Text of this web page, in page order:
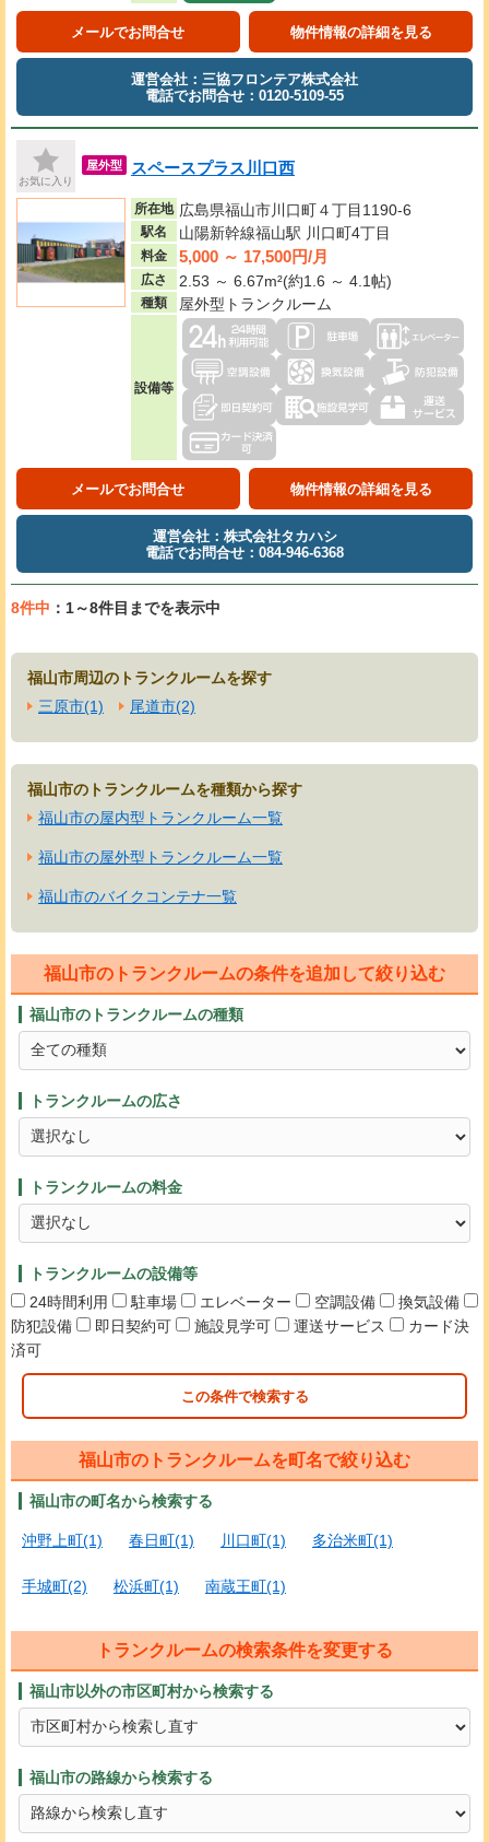
メールでお問合せ 物件情報の詳細を見る
運営会社：三協フロンテア株式会社
電話でお問合せ：0120-5109-55
お気に入り
屋外型 スペースプラス川口西
所在地 広島県福山市川口町４丁目1190-6
駅名 山陽新幹線福山駅 川口町4丁目
料金 5,000 ～ 17,500円/月
広さ 2.53 ～ 6.67m²(約1.6 ～ 4.1帖)
種類 屋外型トランクルーム
設備等
メールでお問合せ 物件情報の詳細を見る
運営会社：株式会社タカハシ
電話でお問合せ：084-946-6368
8件中 ：1～8件目までを表示中
福山市周辺のトランクルームを探す
三原市(1)
尾道市(2)
福山市のトランクルームを種類から探す
福山市の屋内型トランクルーム一覧
福山市の屋外型トランクルーム一覧
福山市のバイクコンテナ一覧
福山市のトランクルームの条件を追加して絞り込む
福山市のトランクルームの種類
トランクルームの広さ
トランクルームの料金
トランクルームの設備等
24時間利用
駐車場 エレベーター 空調設備
換気設備
防犯設備
即日契約可 施設見学可 運送サービス
カード決
済可
この条件で検索する
福山市のトランクルームを町名で絞り込む
福山市の町名から検索する
沖野上町(1) 春日町(1) 川口町(1) 多治米町(1)
手城町(2) 松浜町(1) 南蔵王町(1)
トランクルームの検索条件を変更する
福山市以外の市区町村から検索する
福山市の路線から検索する